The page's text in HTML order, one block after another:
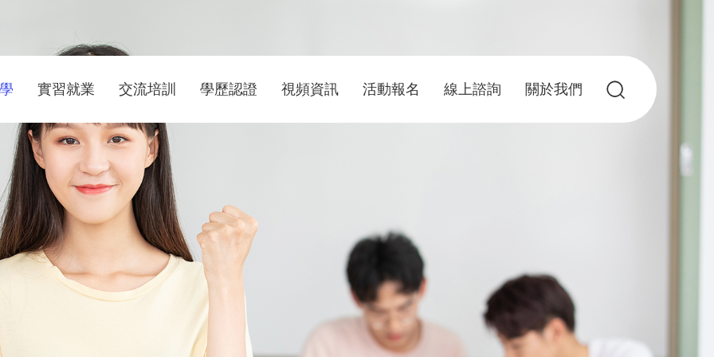
實習就業 交流培訓 學歷認證 視頻資訊 活動報名 線上諮詢 關於我們